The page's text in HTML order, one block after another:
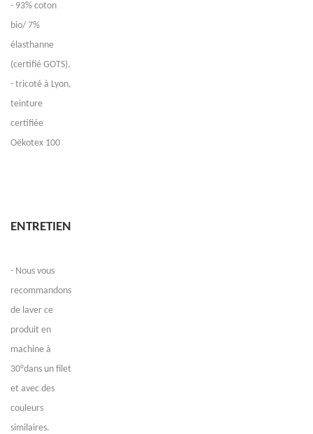
- 93% coton
bio/ 7%
élasthanne
(certifié GOTS).
- tricoté à Lyon,
teinture
certifiée
Oëkotex 100
ENTRETIEN
- Nous vous
recommandons
de laver ce
produit en
machine à
30°dans un filet
et avec des
couleurs
similaires.